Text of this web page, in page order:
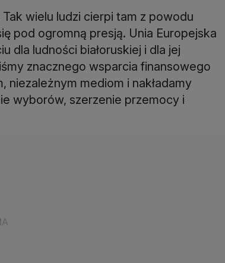
wielu ludzi cierpi tam z powodu
pod ogromną presją. Unia Europejska
dla ludności białoruskiej i dla jej
znacznego wsparcia finansowego
niezależnym mediom i nakładamy
wyborów, szerzenie przemocy i